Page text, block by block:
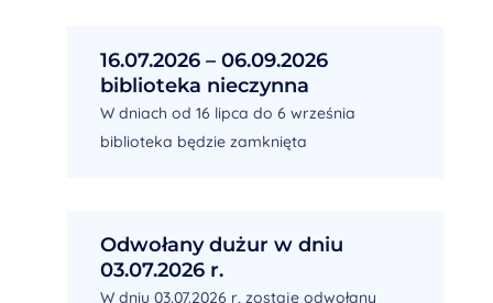
16.07.2026 – 06.09.2026
biblioteka nieczynna
W dniach od 16 lipca do 6 września
biblioteka będzie zamknięta
Odwołany dużur w dniu
03.07.2026 r.
W dniu 03.07.2026 r, zostaje odwołany